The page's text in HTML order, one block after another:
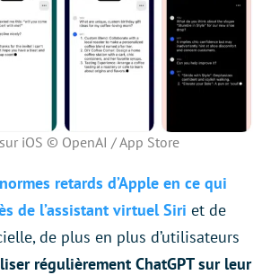
iOS © OpenAI / App Store
retards d’Apple en ce qui
de l’assistant virtuel Siri et de
de plus en plus d’utilisateurs
régulièrement ChatGPT sur leur